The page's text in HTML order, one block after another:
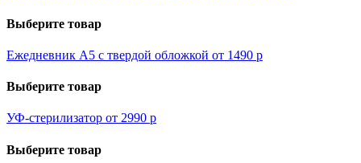
Выберите товар
Ежедневник А5 с твердой обложкой от 1490 p
Выберите товар
УФ-стерилизатор от 2990 p
Выберите товар